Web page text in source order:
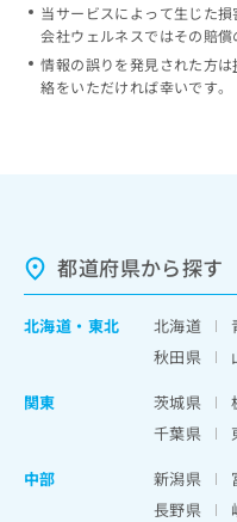
当サービスによって生じた
会社ウェルネスではその賠償
情報の誤りを発見された方は
絡をいただければ幸いです。
都道府県から探す
北海道 ・ 東北 北海道
秋田県
関東
茨城県
千葉県
中部
新潟県
長野県